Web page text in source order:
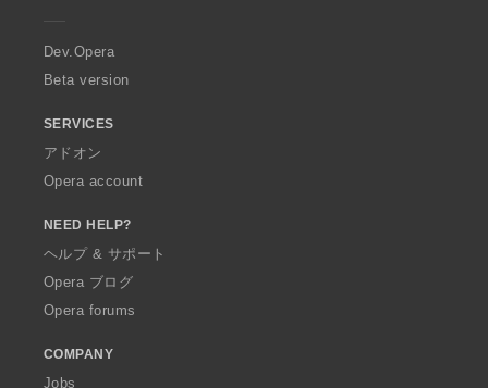
a
Dev.Opera
Beta version
SERVICES
アドオン
Opera account
NEED HELP?
ヘルプ & サポート
Opera ブログ
Opera forums
COMPANY
Jobs